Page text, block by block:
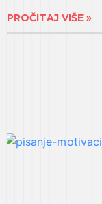
PROČITAJ VIŠE »